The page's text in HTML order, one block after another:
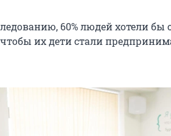
60% людей хотели
их дети стали